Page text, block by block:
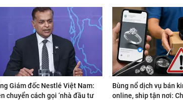
Giám đốc Nestlé Việt Nam:
chuyển cách gọi ‘nhà đầu tư
Bùng nổ dịch vụ bán
online, ship tận nơi: